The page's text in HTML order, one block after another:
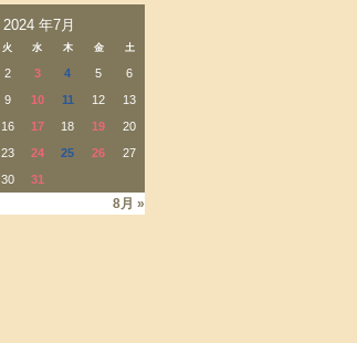
2024 年7月
火 水 木 金 土
2 3 4 5
6
9 10 11 12
13
16 17 18 19
20
23 24 25 26
27
30 31
8月 »